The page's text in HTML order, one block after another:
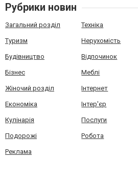
Рубрики новин
Загальний розділ Техніка
Туризм Нерухомість
Будівництво Відпочинок
Бізнес Меблі
Жіночий розділ Інтернет
Економіка Інтер'єр
Кулінарія Послуги
Подорожі Робота
Реклама